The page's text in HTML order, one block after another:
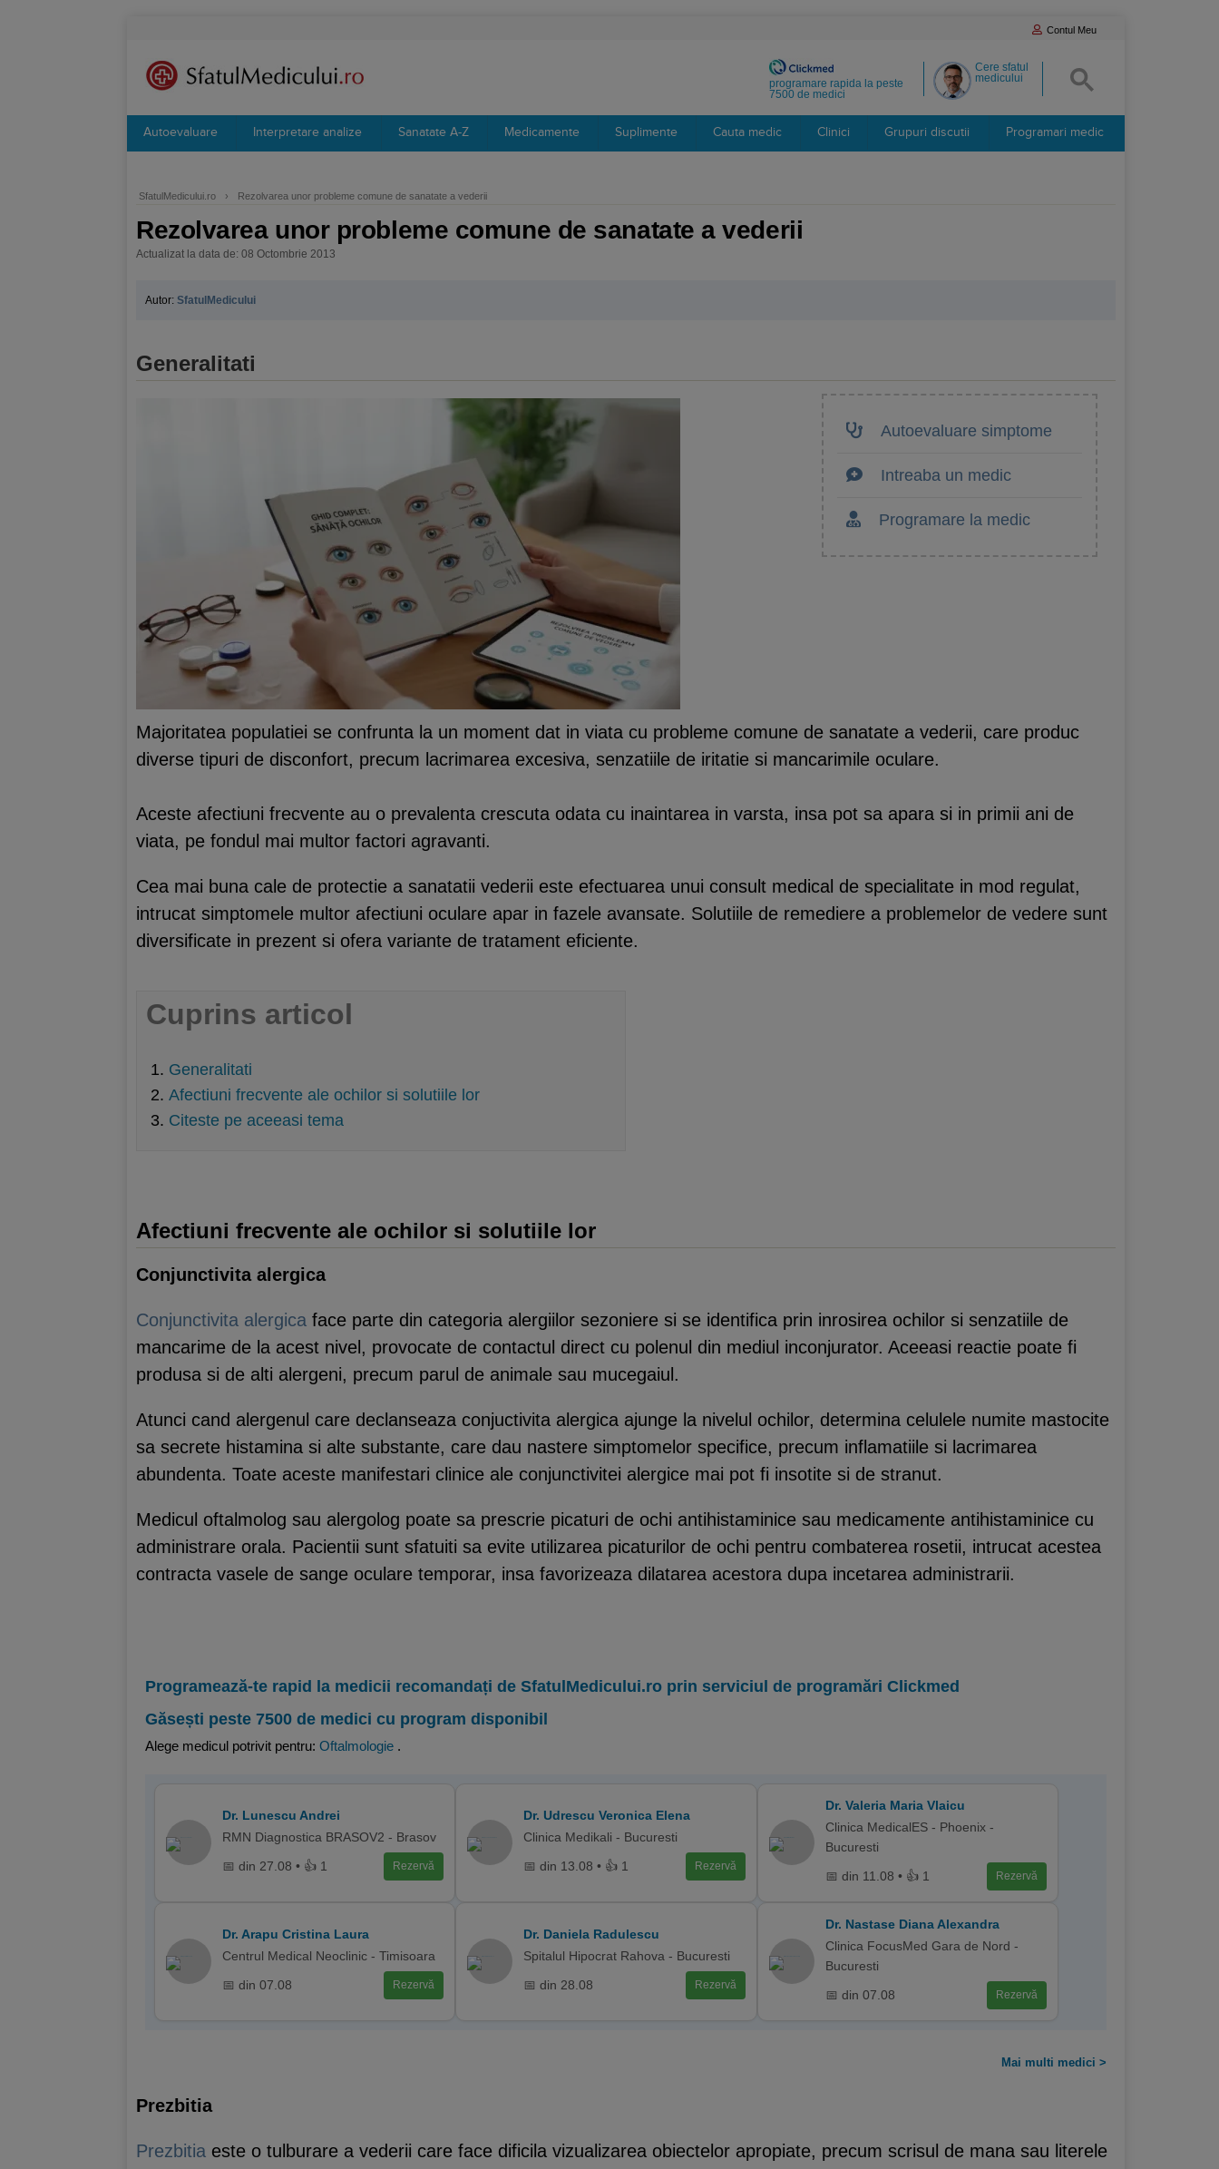
Contul Meu
Cere sfatul
medicului
programare rapida la peste
7500 de medici
Autoevaluare Interpretare analize Sanatate A-Z Medicamente Suplimente Cauta medic Clinici Grupuri discutii Programari medic
SfatulMedicului.ro › Rezolvarea unor probleme comune de sanatate a vederii
Rezolvarea unor probleme comune de sanatate a vederii
Actualizat la data de: 08 Octombrie 2013
Autor: SfatulMedicului
Generalitati
Autoevaluare simptome
Intreaba un medic
Programare la medic
Majoritatea populatiei se confrunta la un moment dat in viata cu probleme comune de sanatate a vederii, care produc
diverse tipuri de disconfort, precum lacrimarea excesiva, senzatiile de iritatie si mancarimile oculare.
Aceste afectiuni frecvente au o prevalenta crescuta odata cu inaintarea in varsta, insa pot sa apara si in primii ani de
viata, pe fondul mai multor factori agravanti.
Cea mai buna cale de protectie a sanatatii vederii este efectuarea unui consult medical de specialitate in mod regulat,
intrucat simptomele multor afectiuni oculare apar in fazele avansate. Solutiile de remediere a problemelor de vedere sunt
diversificate in prezent si ofera variante de tratament eficiente.
Cuprins articol
Generalitati
Afectiuni frecvente ale ochilor si solutiile lor
Citeste pe aceeasi tema
Afectiuni frecvente ale ochilor si solutiile lor
Conjunctivita alergica
Conjunctivita alergica face parte din categoria alergiilor sezoniere si se identifica prin inrosirea ochilor si senzatiile de
mancarime de la acest nivel, provocate de contactul direct cu polenul din mediul inconjurator. Aceeasi reactie poate fi
produsa si de alti alergeni, precum parul de animale sau mucegaiul.
Atunci cand alergenul care declanseaza conjuctivita alergica ajunge la nivelul ochilor, determina celulele numite mastocite
sa secrete histamina si alte substante, care dau nastere simptomelor specifice, precum inflamatiile si lacrimarea
abundenta. Toate aceste manifestari clinice ale conjunctivitei alergice mai pot fi insotite si de stranut.
Medicul oftalmolog sau alergolog poate sa prescrie picaturi de ochi antihistaminice sau medicamente antihistaminice cu
administrare orala. Pacientii sunt sfatuiti sa evite utilizarea picaturilor de ochi pentru combaterea rosetii, intrucat acestea
contracta vasele de sange oculare temporar, insa favorizeaza dilatarea acestora dupa incetarea administrarii.
Programează-te rapid la medicii recomandați de SfatulMedicului.ro prin serviciul de programări Clickmed
Găsești peste 7500 de medici cu program disponibil
Alege medicul potrivit pentru: Oftalmologie .
Dr. Lunescu Andrei
RMN Diagnostica BRASOV2 - Brasov
📅 din 27.08 • 👍 1 Rezervă
Dr. Udrescu Veronica Elena
Clinica Medikali - Bucuresti
📅 din 13.08 • 👍 1 Rezervă
Dr. Valeria Maria Vlaicu
Clinica MedicalES - Phoenix -
Bucuresti
📅 din 11.08 • 👍 1 Rezervă
Dr. Arapu Cristina Laura
Centrul Medical Neoclinic - Timisoara
📅 din 07.08 Rezervă
Dr. Daniela Radulescu
Spitalul Hipocrat Rahova - Bucuresti
📅 din 28.08 Rezervă
Dr. Nastase Diana Alexandra
Clinica FocusMed Gara de Nord -
Bucuresti
📅 din 07.08 Rezervă
Mai multi medici >
Prezbitia
Prezbitia este o tulburare a vederii care face dificila vizualizarea obiectelor apropiate, precum scrisul de mana sau literele